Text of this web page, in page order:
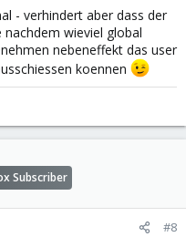
- verhindert aber dass der
wieviel global
nebeneffekt das user
koennen
Subscriber
#8